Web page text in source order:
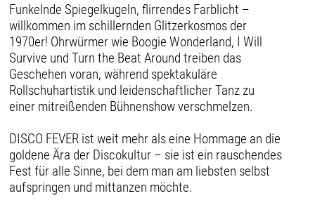
Funkelnde Spiegelkugeln, flirrendes Farblicht –
willkommen im schillernden Glitzerkosmos der
1970er! Ohrwürmer wie Boogie Wonderland, I Will
Survive und Turn the Beat Around treiben das
Geschehen voran, während spektakuläre
Rollschuhartistik und leidenschaftlicher Tanz zu
einer mitreißenden Bühnenshow verschmelzen.
DISCO FEVER ist weit mehr als eine Hommage an die
goldene Ära der Discokultur – sie ist ein rauschendes
Fest für alle Sinne, bei dem man am liebsten selbst
aufspringen und mittanzen möchte.